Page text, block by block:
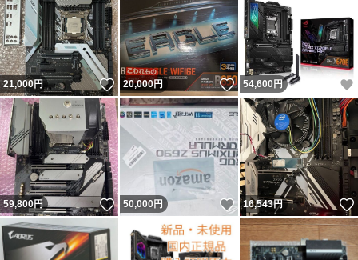
21,000円 いいね！
20,000円 いいね！
54,600円
59,800円 いいね！
50,000 円 いいね！
16,543円